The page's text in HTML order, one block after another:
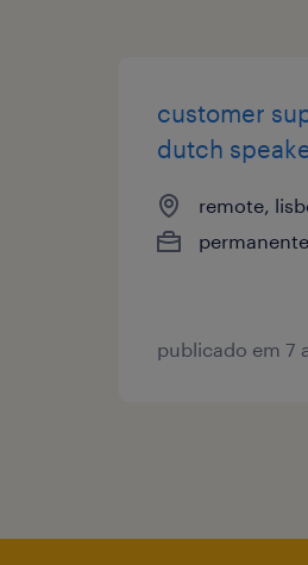
customer
dutch
remote,
permanente
publicado em 7